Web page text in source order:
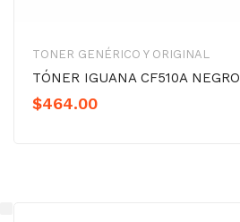
TONER GENÉRICO Y ORIGINAL
TÓNER IGUANA CF510A NEGRO
$464.00